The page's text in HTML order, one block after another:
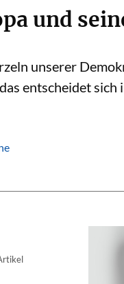
und
unserer
entscheidet